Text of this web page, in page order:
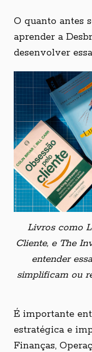
O quanto antes
aprender a
desenvolver
Livros como
Cliente, e The
entender
simplificam ou
É importante
estratégica e
Finanças,